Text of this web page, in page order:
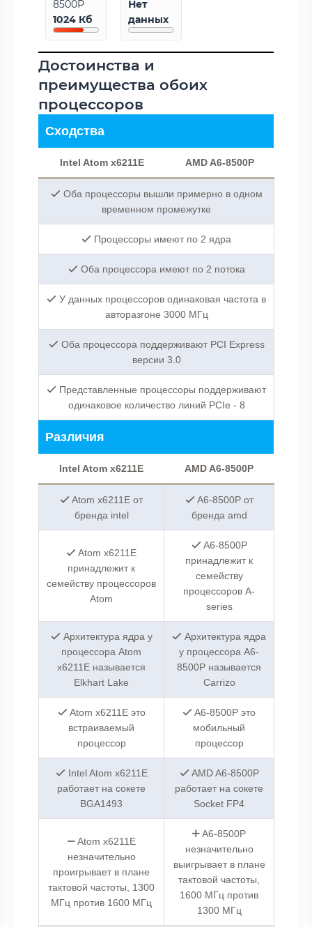
8500P
1024 Кб
Нет
данных
Достоинства и
преимущества обоих
процессоров
Сходства
Intel Atom x6211E AMD A6-8500P
Оба процессоры вышли примерно в одном
временном промежутке
Процессоры имеют по 2 ядра
Оба процессора имеют по 2 потока
У данных процессоров одинаковая частота в
авторазгоне 3000 МГц
Оба процессора поддерживают PCI Express
версии 3.0
Представленные процессоры поддерживают
одинаковое количество линий PCIe - 8
Различия
Intel Atom x6211E AMD A6-8500P
Atom x6211E от
бренда intel
A6-8500P от
бренда amd
Atom x6211E
принадлежит к
семейству процессоров
Atom
A6-8500P
принадлежит к
семейству
процессоров A-
series
Архитектура ядра у
процессора Atom
x6211E называется
Elkhart Lake
Архитектура ядра
у процессора A6-
8500P называется
Carrizo
Atom x6211E это
встраиваемый
процессор
A6-8500P это
мобильный
процессор
Intel Atom x6211E
работает на сокете
BGA1493
AMD A6-8500P
работает на сокете
Socket FP4
Atom x6211E
незначительно
проигрывает в плане
тактовой частоты, 1300
МГц против 1600 МГц
A6-8500P
незначительно
выигрывает в плане
тактовой частоты,
1600 МГц против
1300 МГц